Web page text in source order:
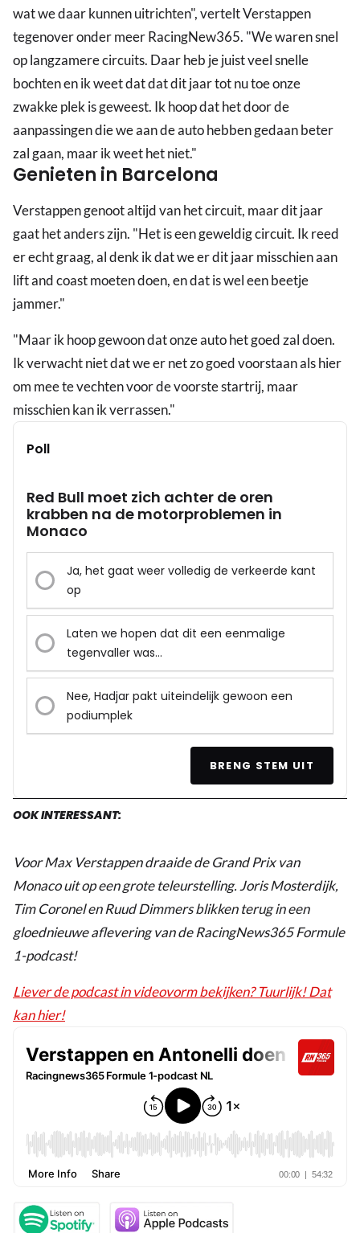
wat we daar kunnen uitrichten", vertelt Verstappen
tegenover onder meer RacingNew365. "We waren snel
op langzamere circuits. Daar heb je juist veel snelle
bochten en ik weet dat dat dit jaar tot nu toe onze
zwakke plek is geweest. Ik hoop dat het door de
aanpassingen die we aan de auto hebben gedaan beter
zal gaan, maar ik weet het niet."
Genieten in Barcelona
Verstappen genoot altijd van het circuit, maar dit jaar
gaat het anders zijn. "Het is een geweldig circuit. Ik reed
er echt graag, al denk ik dat we er dit jaar misschien aan
lift and coast moeten doen, en dat is wel een beetje
jammer."
"Maar ik hoop gewoon dat onze auto het goed zal doen.
Ik verwacht niet dat we er net zo goed voorstaan als hier
om mee te vechten voor de voorste startrij, maar
misschien kan ik verrassen."
Poll
Red Bull moet zich achter de oren
krabben na de motorproblemen in
Monaco
Ja, het gaat weer volledig de verkeerde kant
op
Laten we hopen dat dit een eenmalige
tegenvaller was…
Nee, Hadjar pakt uiteindelijk gewoon een
podiumplek
BRENG STEM UIT
OOK INTERESSANT:
Voor Max Verstappen draaide de Grand Prix van
Monaco uit op een grote teleurstelling. Joris Mosterdijk,
Tim Coronel en Ruud Dimmers blikken terug in een
gloednieuwe aflevering van de RacingNews365 Formule
1-podcast!
Liever de podcast in videovorm bekijken? Tuurlijk! Dat
kan hier!